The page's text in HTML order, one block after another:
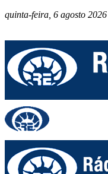
quinta-feira, 6 agosto 2026